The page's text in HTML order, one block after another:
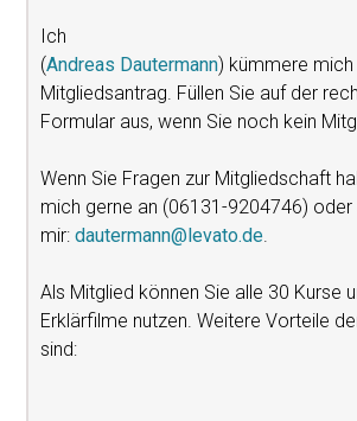
Ich
(Andreas Dautermann) kümmere mich
Mitgliedsantrag. Füllen Sie auf der
Formular aus, wenn Sie noch kein
Wenn Sie Fragen zur Mitgliedschaft
mich gerne an (06131-9204746) oder
mir:dautermann@levato.de.
Als Mitglied können Sie alle 30 Kurse
Erklärfilme nutzen. Weitere Vorteile
sind: